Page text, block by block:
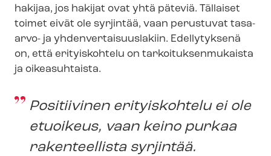
hakijaa, jos hakijat ovat yhtä päteviä. Tällaiset
toimet eivät ole syrjintää, vaan perustuvat tasa-
arvo- ja yh­den­ver­tai­suus­la­kiin. Edellytyksenä
on, että erityiskohtelu on tar­koi­tuk­sen­mu­kais­ta
ja oikeasuhtaista.
Positiivinen erityiskohtelu ei ole
etuoikeus, vaan keino purkaa
rakenteellista syrjintää.